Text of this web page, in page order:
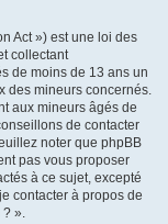
Act ») est une loi des
collectant
de moins de 13 ans un
des mineurs concernés.
aux mineurs âgés de
de contacter
noter que phpBB
pas vous proposer
à ce sujet, excepté
contacter à propos de
? ».